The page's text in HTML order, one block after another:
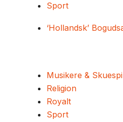
Sport
‘Hollandsk’
Musikere &
Religion
Royalt
Sport